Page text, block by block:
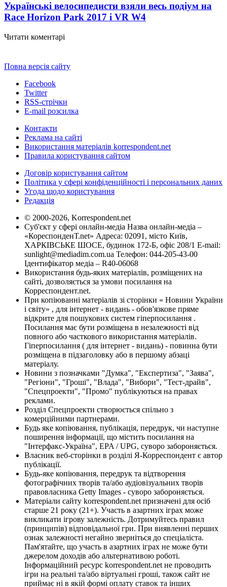
Українські велосипедисти взяли весь подіум на
Race Horizon Park 2017 і VR W4
Читати коментарі
Повна версія сайту
Facebook
Twitter
RSS-стрічки
E-mail розсилка
Контакти
Реклама на сайті
Використання матеріалів korrespondent.net
Правила користування сайтом
Договір користування сайтом
Політика у сфері конфіденційності і персональних даних
Угода щодо користування
Редакція
© 2000-2026, Korrespondent.net
Суб'єкт у сфері онлайн-медіа Назва онлайн-медіа –
«КореспонденТ.net» Адреса: 02091, місто Київ,
ХАРКІВСЬКЕ ШОСЕ, будинок 172-Б, офіс 208/1 E-mail:
sunlight@mediadim.com.ua Телефон: 044-205-43-00
Ідентифікатор медіа – R40-06068
Використання будь-яких матеріалів, розміщених на
сайті, дозволяється за умови посилання на
Корреспондент.net.
При копіюванні матеріалів зі сторінки « Новини України
і світу» , для інтернет - видань - обов'язкове пряме
відкрите для пошукових систем гіперпосилання .
Посилання має бути розміщена в незалежності від
повного або часткового використання матеріалів.
Гіперпосилання ( для інтернет - видань) - повинна бути
розміщена в підзаголовку або в першому абзаці
матеріалу.
Новини з позначками "Думка", "Експертиза", "Заява",
"Регіони", "Гроші", "Влада", "Вибори", "Тест-драйв",
"Спецпроекти", "Промо" публікуються на правах
реклами.
Розділ Спецпроекти створюється спільно з
комерційними партнерами.
Будь яке копіювання, публікація, передрук, чи наступне
поширення інформації, що містить посилання на
"Інтерфакс-Україна", EPA / UPG, суворо забороняється.
Власник веб-сторінки в розділі Я-Корреспондент є автор
публікації.
Будь-яке копіювання, передрук та відтворення
фотографічних творів та/або аудіовізуальних творів
правовласника Getty Images - суворо забороняється.
Матеріали сайту korrespondent.net призначені для осіб
старше 21 року (21+). Участь в азартних іграх може
викликати ігрову залежність. Дотримуйтесь правил
(принципів) відповідальної гри. При виявленні перших
ознак залежності негайно зверніться до спеціаліста.
Пам'ятайте, що участь в азартних іграх не може бути
джерелом доходів або альтернативою роботі.
Інформаційний ресурс korrespondent.net не проводить
ігри на реальні та/або віртуальні гроші, також сайт не
приймає ні в якій формі оплату ставок та інших